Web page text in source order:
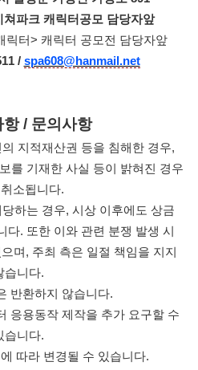
파크 캐릭터공모 담당자앞
릭터> 캐릭터 공모전 담당자앞
/ spa608@hanmail.net
/ 문의사항
지적재산권 등을 침해한 경우,
를 기재한 사실 등이 밝혀진 경우
소됩니다.
하는 경우, 시상 이후에도 상금
다. 또한 이와 관련 분쟁 발생 시
며, 주최 측은 일절 책임을 지지
습니다.
반환하지 않습니다.
응용동작 제작을 추가 요구할 수
습니다.
따라 변경될 수 있습니다.